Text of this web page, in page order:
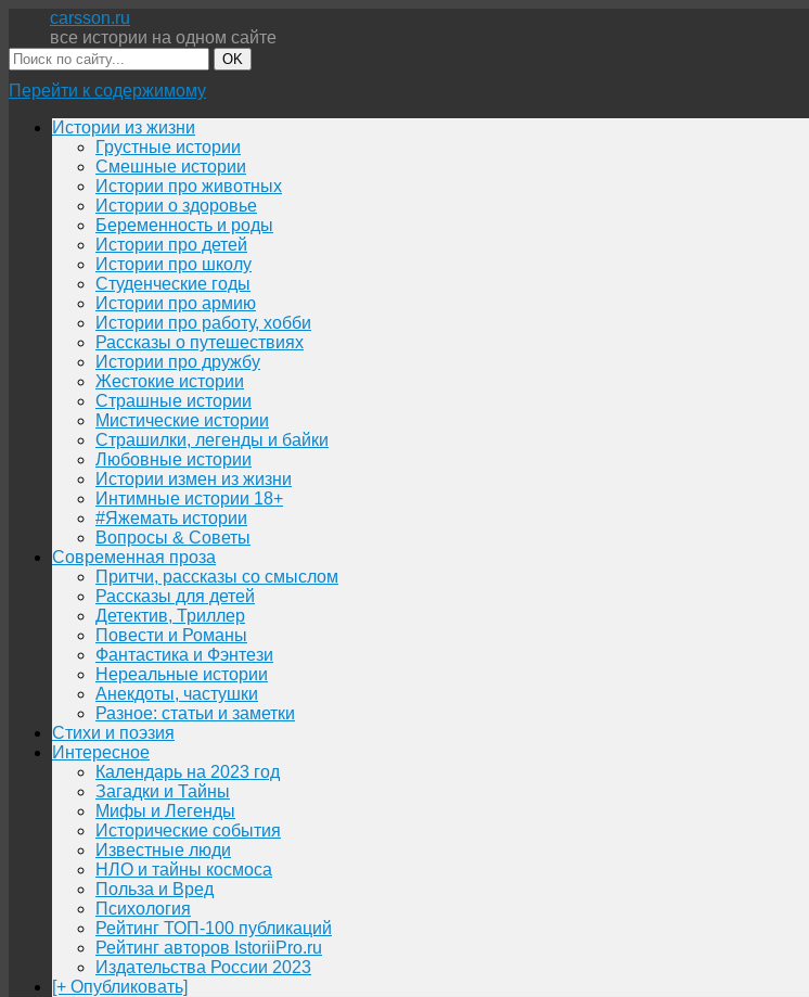
carsson.ru
все истории на одном сайте
OK
Перейти к содержимому
Истории из жизни
Грустные истории
Смешные истории
Истории про животных
Истории о здоровье
Беременность и роды
Истории про детей
Истории про школу
Студенческие годы
Истории про армию
Истории про работу, хобби
Рассказы о путешествиях
Истории про дружбу
Жестокие истории
Страшные истории
Мистические истории
Страшилки, легенды и байки
Любовные истории
Истории измен из жизни
Интимные истории 18+
#Яжемать истории
Вопросы & Советы
Современная проза
Притчи, рассказы со смыслом
Рассказы для детей
Детектив, Триллер
Повести и Романы
Фантастика и Фэнтези
Нереальные истории
Анекдоты, частушки
Разное: статьи и заметки
Стихи и поэзия
Интересное
Календарь на 2023 год
Загадки и Тайны
Мифы и Легенды
Исторические события
Известные люди
НЛО и тайны космоса
Польза и Вред
Психология
Рейтинг ТОП-100 публикаций
Рейтинг авторов IstoriiPro.ru
Издательства России 2023
[+ Опубликовать]